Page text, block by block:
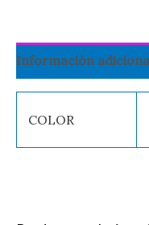
Información
COLOR